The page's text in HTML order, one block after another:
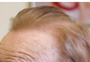
Твердохлебова
полиция
мировой войны и
В начале
против россиян.